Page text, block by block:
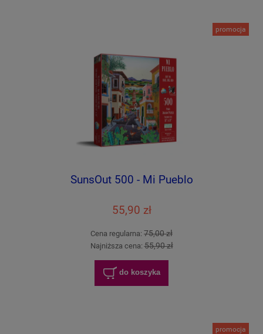
SunsOut 500 - Mi Pueblo
55,90 zł
Cena regularna: 75,00 zł
Najniższa cena:55,90 zł
do koszyka
promocja
promocja